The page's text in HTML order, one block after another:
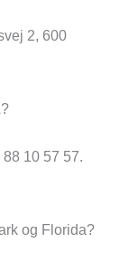
2, 600
10 57 57.
og Florida?